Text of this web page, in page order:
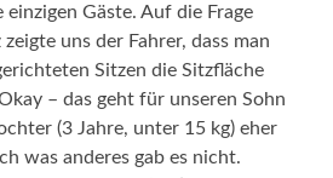
einzigen Gäste. Auf die Frage
uns der Fahrer, dass man
Sitzen die Sitzfläche
– das geht für unseren Sohn
(3 Jahre, unter 15 kg) eher
was anderes gab es nicht.